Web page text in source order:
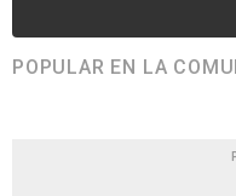
POPULAR EN LA